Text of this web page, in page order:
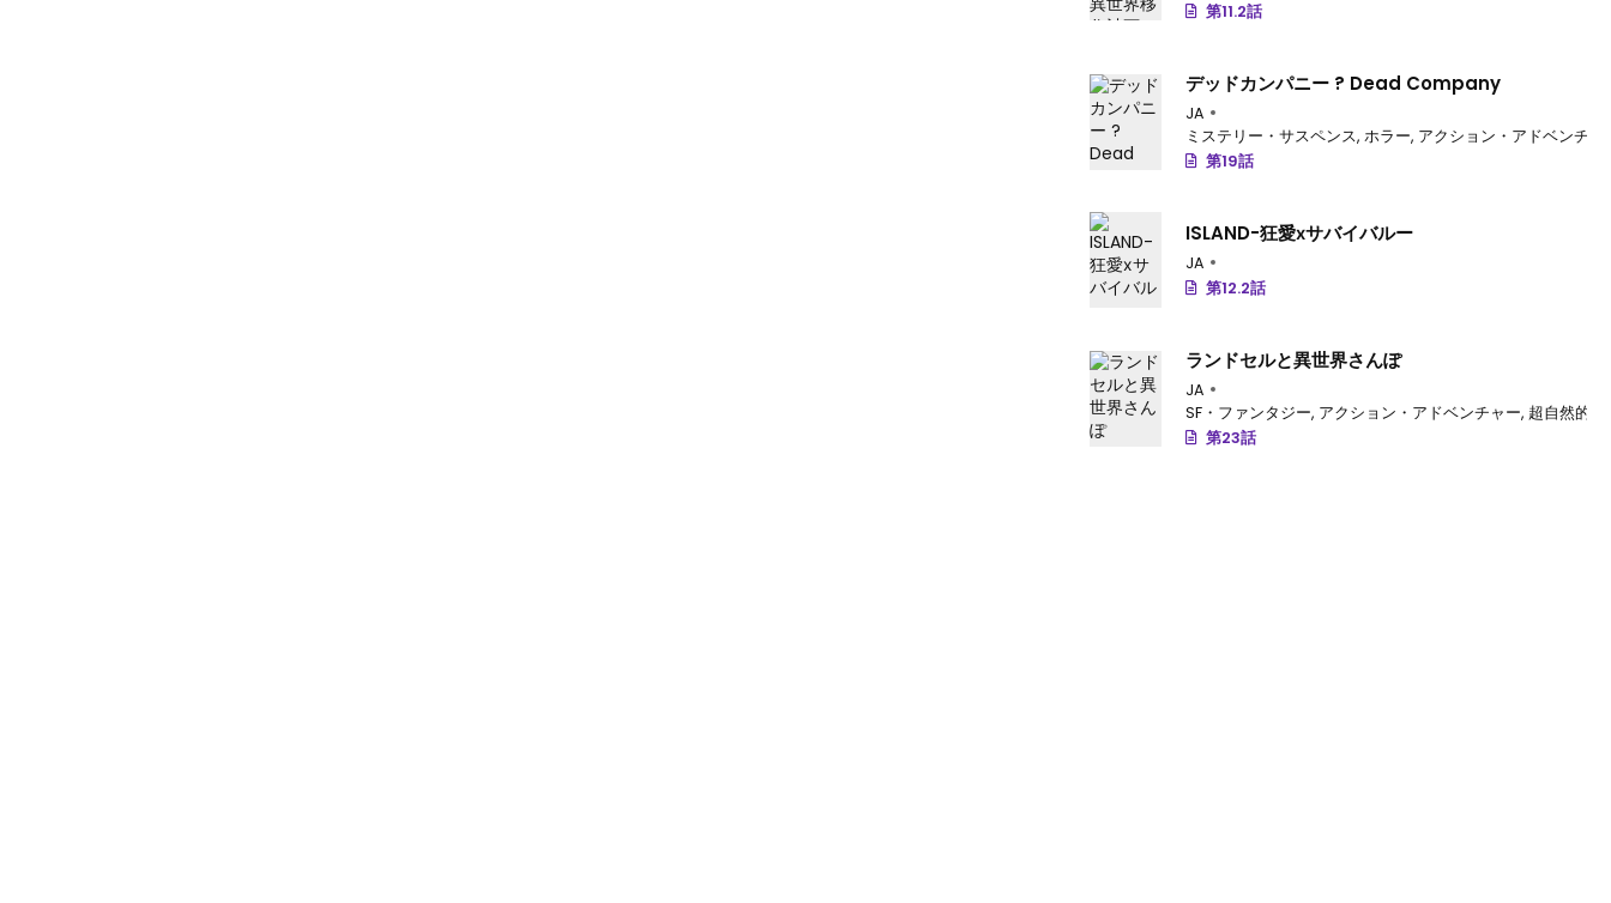
第11.2話
デッドカンパニー ? Dead Company
JA
ミステリー・サスペンス,ホラー, アクション・アドベンチャ
第19話
ISLAND-狂愛ⅹサバイバルー
JA
第12.2話
ランドセルと異世界さんぽ
JA
SF・ファンタジー, アクション・アドベンチャー, 超自然的
第23話